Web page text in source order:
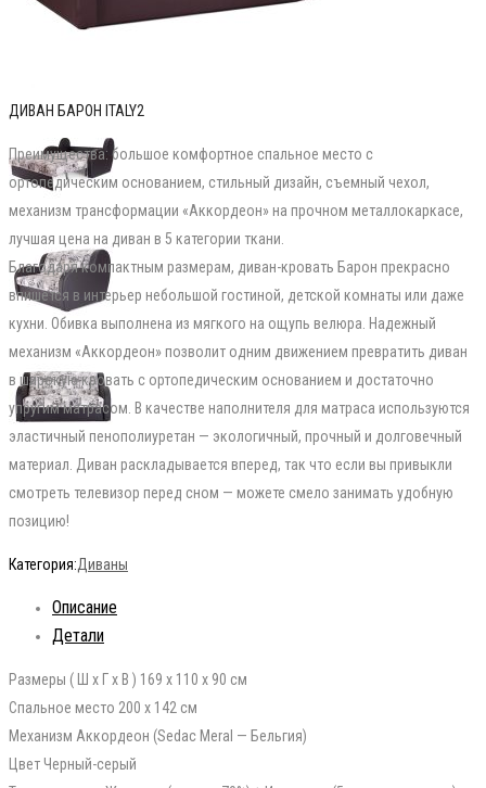
ДИВАН БАРОН ITALY2
Преимущества: большое комфортное спальное место с
ортопедическим основанием, стильный дизайн, съемный чехол,
механизм трансформации «Аккордеон» на прочном металлокаркасе,
лучшая цена на диван в 5 категории ткани.
Благодаря компактным размерам, диван-кровать Барон прекрасно
впишется в интерьер небольшой гостиной, детской комнаты или даже
кухни. Обивка выполнена из мягкого на ощупь велюра. Надежный
механизм «Аккордеон» позволит одним движением превратить диван
в широкую кровать с ортопедическим основанием и достаточно
упругим матрасом. В качестве наполнителя для матраса используются
эластичный пенополиуретан — экологичный, прочный и долговечный
материал. Диван раскладывается вперед, так что если вы привыкли
смотреть телевизор перед сном — можете смело занимать удобную
позицию!
Категория:Диваны
Описание
Детали
Размеры ( Ш x Г x В ) 169 х 110 х 90 см
Спальное место 200 х 142 см
Механизм Аккордеон (Sedac Meral — Бельгия)
Цвет Черный-серый